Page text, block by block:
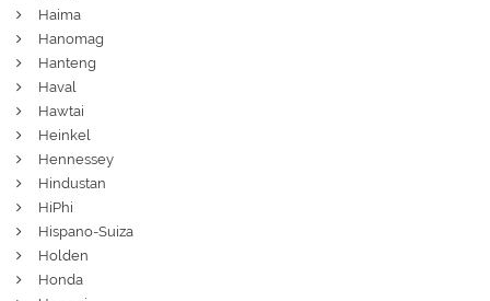
Haima
Hanomag
Hanteng
Haval
Hawtai
Heinkel
Hennessey
Hindustan
HiPhi
Hispano-Suiza
Holden
Honda